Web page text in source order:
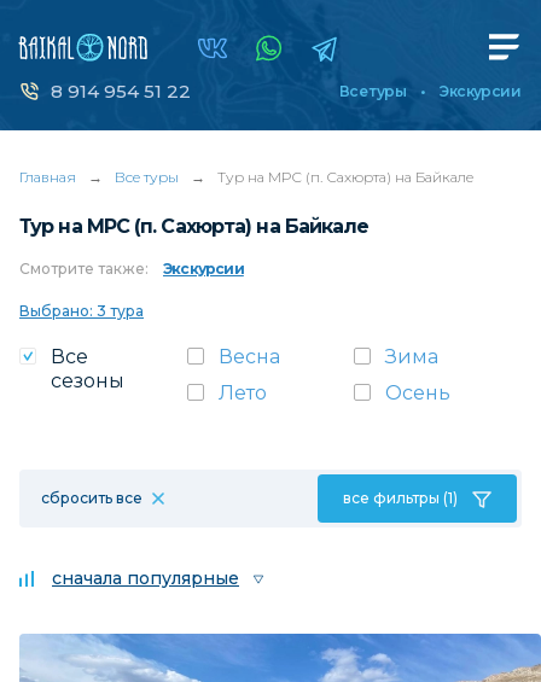
8 914 954 51 22 Все туры Экскурсии
Главная → Все туры → Тур на МРС (п. Сахюрта) на Байкале
Тур на МРС (п. Сахюрта) на Байкале
Смотрите также: Экскурсии
Выбрано: 3 тура
Все
сезоны
Весна
Зима
Лето
Осень
сбросить все все фильтры (1)
сначала популярные